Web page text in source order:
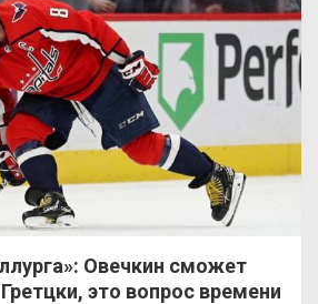
Овечкин сможет
это вопрос времени